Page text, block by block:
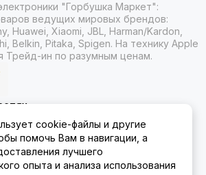
"Горбушка Маркет":
ведущих мировых брендов:
Huawei, Xiaomi, JBL, Harman/Kardon,
Belkin, Pitaka, Spigen. На технику Apple
Трейд-ин по разумным ценам.
cookie-файлы и другие
помочь Вам в навигации, а
лучшего
опыта и анализа использования